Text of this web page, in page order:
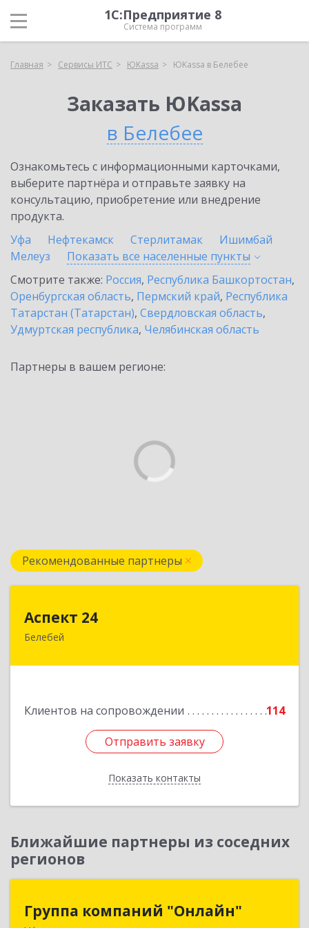
1С:Предприятие 8
Система программ
Главная Сервисы ИТС ЮKassa ЮKassa в Белебее
Заказать ЮKassa
в Белебее
Ознакомьтесь с информационными карточками,
выберите партнёра и отправьте заявку на
консультацию, приобретение или внедрение
продукта.
Уфа
Нефтекамск Стерлитамак
Ишимбай
Мелеуз
Показать все населенные пункты
Смотрите также: Россия, Республика Башкортостан,
Оренбургская область, Пермский край, Республика
Татарстан (Татарстан), Свердловская область,
Удмуртская республика, Челябинская область
Партнеры в вашем регионе:
Рекомендованные партнеры
Аспект 24
Белебей
Клиентов на сопровождении 114
Отправить заявку
Показать контакты
452000, Башкортостан Респ, Белебей г, им
Отправить заявку
Назад
Ближайшие партнеры из соседних
регионов
Группа компаний "Онлайн"
Группа компаний "Онлайн"